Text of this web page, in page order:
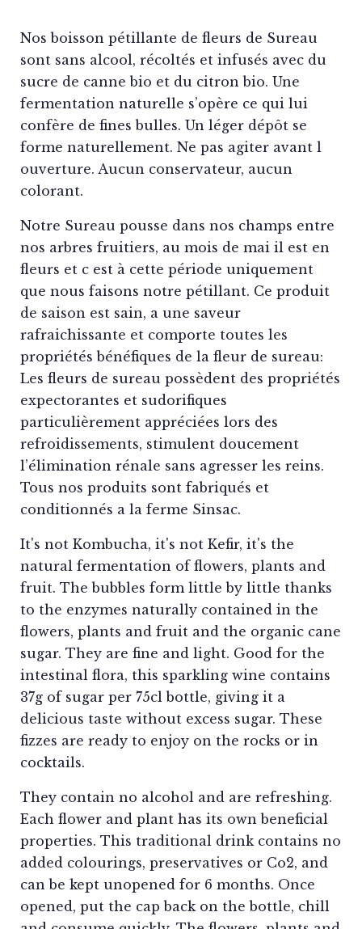
Nos boisson pétillante de fleurs de Sureau
sont sans alcool, récoltés et infusés avec du
sucre de canne bio et du citron bio. Une
fermentation naturelle s’opère ce qui lui
confère de fines bulles. Un léger dépôt se
forme naturellement. Ne pas agiter avant l
ouverture. Aucun conservateur, aucun
colorant.
Notre Sureau pousse dans nos champs entre
nos arbres fruitiers, au mois de mai il est en
fleurs et c est à cette période uniquement
que nous faisons notre pétillant. Ce produit
de saison est sain, a une saveur
rafraichissante et comporte toutes les
propriétés bénéfiques de la fleur de sureau:
Les fleurs de sureau possèdent des propriétés
expectorantes et sudorifiques
particulièrement appréciées lors des
refroidissements, stimulent doucement
l’élimination rénale sans agresser les reins.
Tous nos produits sont fabriqués et
conditionnés a la ferme Sinsac.
It's not Kombucha, it's not Kefir, it's the
natural fermentation of flowers, plants and
fruit. The bubbles form little by little thanks
to the enzymes naturally contained in the
flowers, plants and fruit and the organic cane
sugar. They are fine and light. Good for the
intestinal flora, this sparkling wine contains
37g of sugar per 75cl bottle, giving it a
delicious taste without excess sugar. These
fizzes are ready to enjoy on the rocks or in
cocktails.
They contain no alcohol and are refreshing.
Each flower and plant has its own beneficial
properties. This traditional drink contains no
added colourings, preservatives or Co2, and
can be kept unopened for 6 months. Once
opened, put the cap back on the bottle, chill